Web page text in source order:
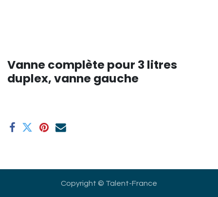
Vanne complète pour 3 litres
duplex, vanne gauche
Copyright © Talent-France